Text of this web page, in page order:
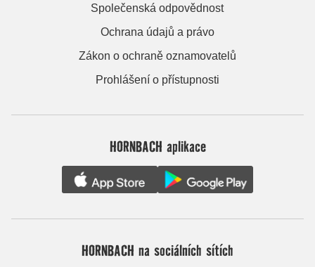
Společenská odpovědnost
Ochrana údajů a právo
Zákon o ochraně oznamovatelů
Prohlášení o přístupnosti
HORNBACH aplikace
HORNBACH na sociálních sítích